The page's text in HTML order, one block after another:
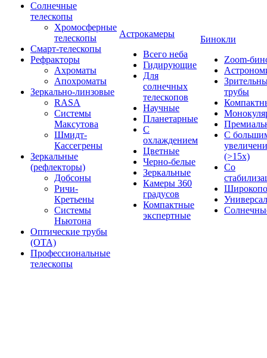
Солнечные
телескопы
Хромосферные
телескопы
Смарт-телескопы
Рефракторы
Ахроматы
Апохроматы
Зеркально-линзовые
RASA
Системы
Максутова
Шмидт-
Кассегрены
Зеркальные
(рефлекторы)
Добсоны
Ричи-
Кретьены
Системы
Ньютона
Оптические трубы
(OTA)
Профессиональные
телескопы
Астрокамеры
Всего неба
Гидирующие
Для
солнечных
телескопов
Научные
Планетарные
С
охлаждением
Цветные
Черно-белые
Зеркальные
Камеры 360
градусов
Компактные
экспертные
Бинокли
Zoom-
трубы
С
(>15x)
Со